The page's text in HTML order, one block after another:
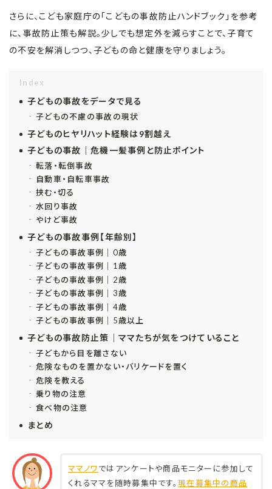
さらに、こども家庭庁の「こどもの事故防止ハンドブック」を参考
に、事故防止策も解説。少しでも想定外を減らすことで、子育て
の不安を解消しつつ、子どもの命と健康を守りましょう。
Index
子どもの事故をデータで見る
子どもの不慮の事故の現状
子どものヒヤリハット経験は9割越え
子どもの事故｜危機一髪事例と防止ポイント
転落・転倒事故
自動車・自転車事故
挟む・切る
水回り事故
やけど事故
子どもの事故事例【年齢別】
子どもの事故事例｜0歳
子どもの事故事例｜1歳
子どもの事故事例｜2歳
子どもの事故事例｜3歳
子どもの事故事例｜4歳
子どもの事故事例｜5歳以上
子どもの事故防止策｜ママたちが気をつけていること
子どもから目を離さない
危険なものを置かない・バリケードを置く
危険を教える
乗り物の注意
食べ物の注意
まとめ
ママノワではアンケートや商品モニターに参加して
くれるママを随時募集中です。 現在募集中の商品